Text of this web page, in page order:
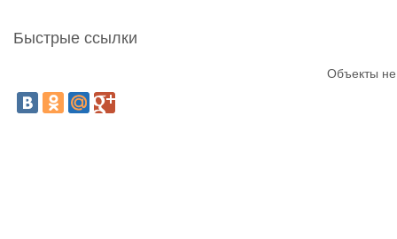
Быстрые ссылки
Объекты